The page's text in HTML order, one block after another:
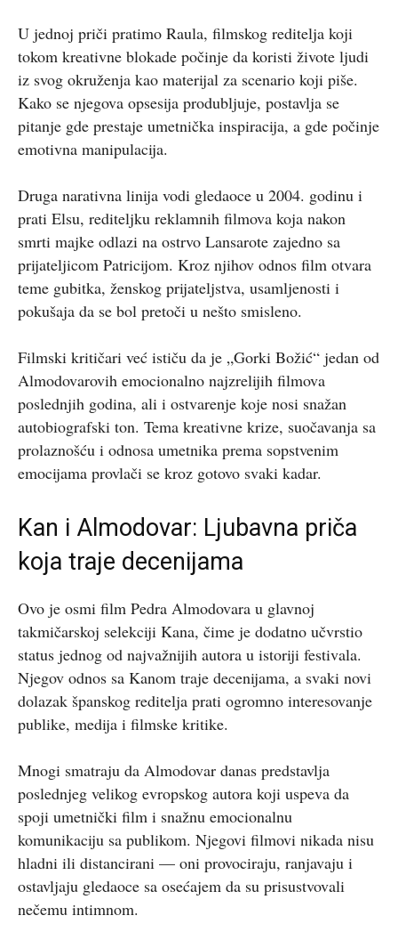
U jednoj priči pratimo Raula, filmskog reditelja koji
tokom kreativne blokade počinje da koristi živote ljudi
iz svog okruženja kao materijal za scenario koji piše.
Kako se njegova opsesija produbljuje, postavlja se
pitanje gde prestaje umetnička inspiracija, a gde počinje
emotivna manipulacija.
Druga narativna linija vodi gledaoce u 2004. godinu i
prati Elsu, rediteljku reklamnih filmova koja nakon
smrti majke odlazi na ostrvo Lansarote zajedno sa
prijateljicom Patricijom. Kroz njihov odnos film otvara
teme gubitka, ženskog prijateljstva, usamljenosti i
pokušaja da se bol pretoči u nešto smisleno.
Filmski kritičari već ističu da je „Gorki Božić“ jedan od
Almodovarovih emocionalno najzrelijih filmova
poslednjih godina, ali i ostvarenje koje nosi snažan
autobiografski ton. Tema kreativne krize, suočavanja sa
prolaznošću i odnosa umetnika prema sopstvenim
emocijama provlači se kroz gotovo svaki kadar.
Kan i Almodovar: Ljubavna priča
koja traje decenijama
Ovo je osmi film Pedra Almodovara u glavnoj
takmičarskoj selekciji Kana, čime je dodatno učvrstio
status jednog od najvažnijih autora u istoriji festivala.
Njegov odnos sa Kanom traje decenijama, a svaki novi
dolazak španskog reditelja prati ogromno interesovanje
publike, medija i filmske kritike.
Mnogi smatraju da Almodovar danas predstavlja
poslednjeg velikog evropskog autora koji uspeva da
spoji umetnički film i snažnu emocionalnu
komunikaciju sa publikom. Njegovi filmovi nikada nisu
hladni ili distancirani — oni provociraju, ranjavaju i
ostavljaju gledaoce sa osećajem da su prisustvovali
nečemu intimnom.